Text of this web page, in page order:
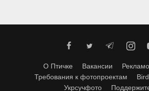
О Птичке Вакансии
Требования к фотопроектам
Укрсучфото